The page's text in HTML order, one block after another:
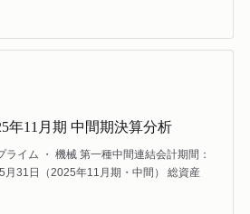
年11月期 中間期決算分析
イム ・ 機械 第一種中間連結会計期間：
31日（2025年11月期・中間） 総資産